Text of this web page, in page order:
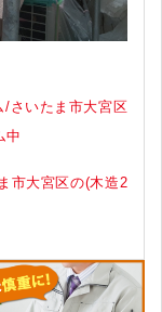
さいたま市大宮区
中
市大宮区の(木造2